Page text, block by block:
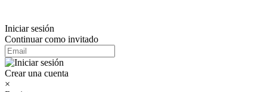
Iniciar sesión
Continuar como invitado
Crear una cuenta
×